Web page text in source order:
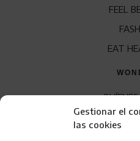
Gestionar el
las cookies
FEEL
EAT